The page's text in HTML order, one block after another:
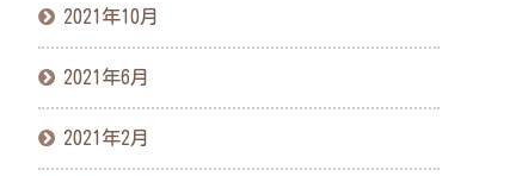
2021年10月
2021年6月
2021年2月